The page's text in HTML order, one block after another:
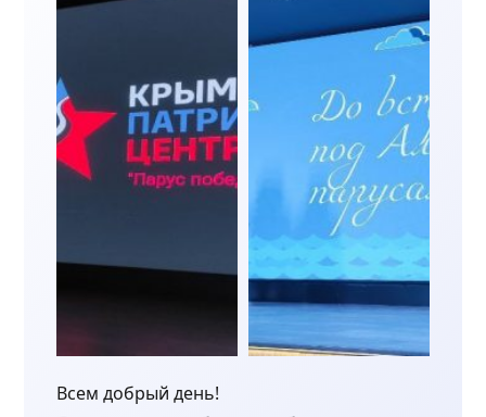
Всем добрый день!